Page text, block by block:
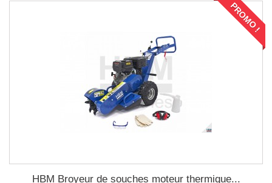
PROMO !
HBM Broyeur de souches moteur thermique...